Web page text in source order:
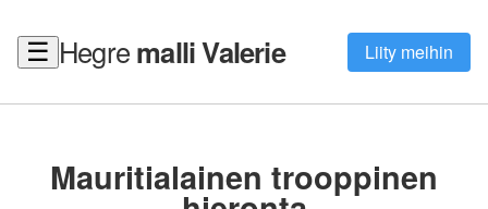
☰ Hegremalli Valerie Liity meihin
Mauritialainen trooppinen